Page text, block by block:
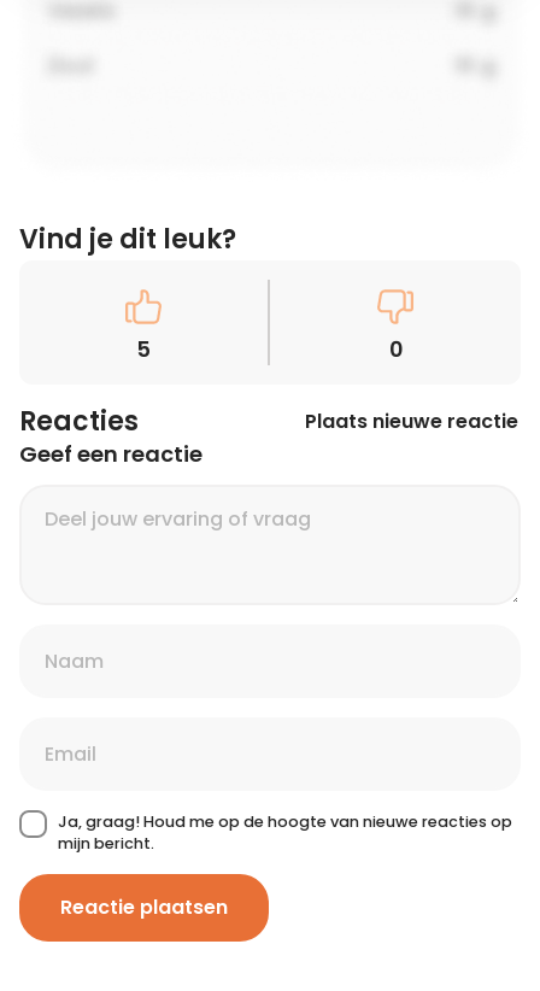
Vind je dit leuk?
5 0
Reacties Plaats nieuwe reactie
Geef een reactie
Ja, graag! Houd me op de hoogte van nieuwe reacties op
mijn bericht.
Reactie plaatsen